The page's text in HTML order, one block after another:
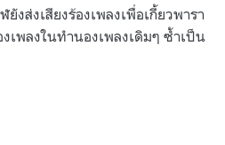
งส่งเสียงร้องเพลงเพื่อเกี้ยวพารา
เพลงในทำนองเพลงเดิมๆ ซ้ำเป็น